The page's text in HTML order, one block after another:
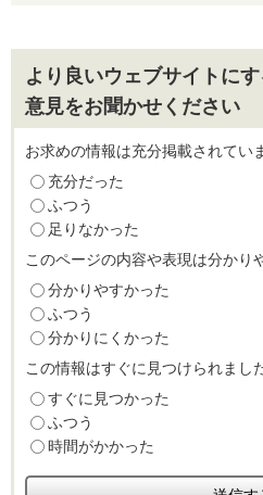
より良いウェブサイトに
意見をお聞かせください
お求めの情報は充分掲載されてい
充分だった
ふつう
足りなかった
このページの内容や表現は分かり
分かりやすかった
ふつう
分かりにくかった
この情報はすぐに見つけられまし
すぐに見つかった
ふつう
時間がかかった